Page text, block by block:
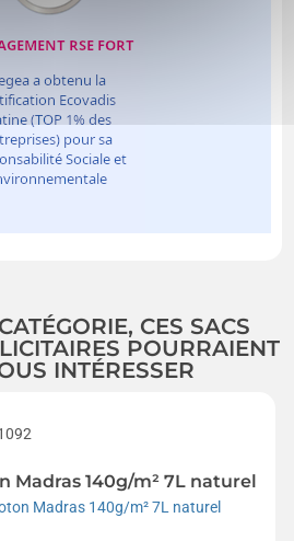
CES SACS
POURRAIENT
INTÉRESSER
Madras 140g/m² 7L naturel